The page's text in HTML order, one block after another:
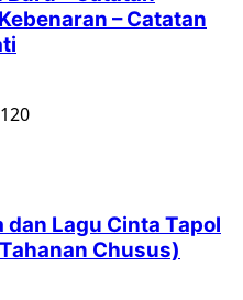
– Catatan
dan Lagu Cinta Tapol
Chusus)